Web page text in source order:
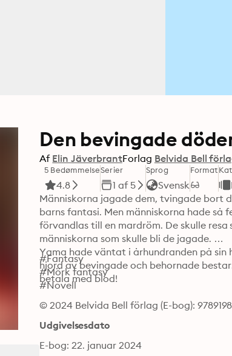
Den bevingade
Af Elin JäverbrantForlag Belvida Bell
5 Bedømmelse
4.8
Serier
1 af 5
Sprog
Svensk
Format
Människorna jagade dem, tvingade bort
barns fantasi. Men människorna hade
förvandlas till en mardröm. De skulle
människorna som skulle bli de jagade.
Yama hade väntat i århundranden på sin
hjord av bevingade och behornade
betala med blod!
#Fantasy
#Mörk fantasy
#Novell
© 2024 Belvida Bell förlag (E-bog):
Udgivelsesdato
E-bog: 22. januar 2024